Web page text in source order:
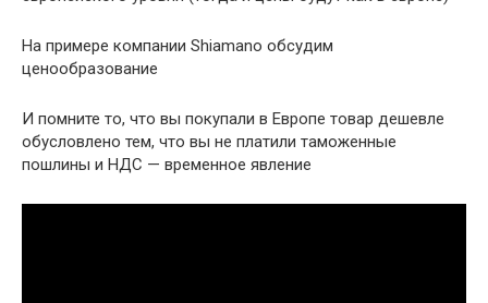
На примере компании Shiamano обсудим
ценообразование
И помните то, что вы покупали в Европе товар дешевле
обусловлено тем, что вы не платили таможенные
пошлины и НДС — временное явление